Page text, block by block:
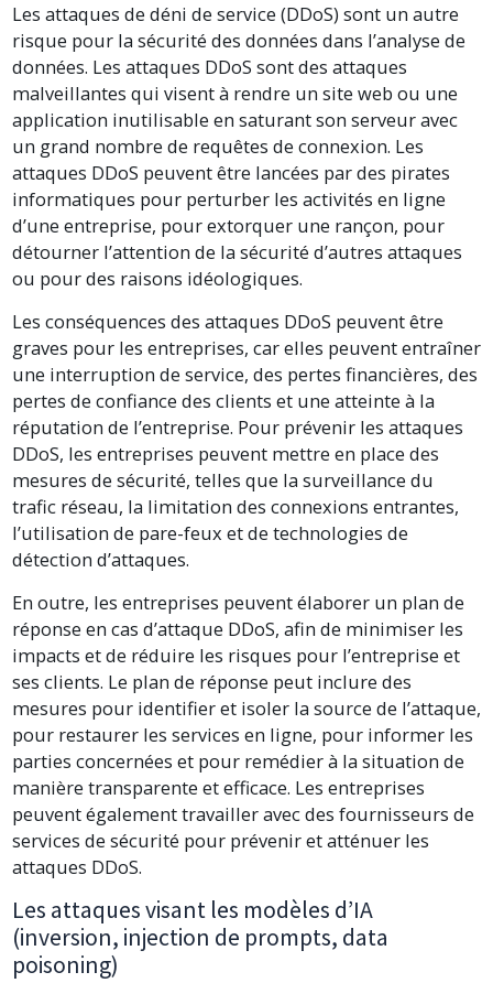
Les attaques de déni de service (DDoS) sont un autre
risque pour la sécurité des données dans l’analyse de
données. Les attaques DDoS sont des attaques
malveillantes qui visent à rendre un site web ou une
application inutilisable en saturant son serveur avec
un grand nombre de requêtes de connexion. Les
attaques DDoS peuvent être lancées par des pirates
informatiques pour perturber les activités en ligne
d’une entreprise, pour extorquer une rançon, pour
détourner l’attention de la sécurité d’autres attaques
ou pour des raisons idéologiques.
Les conséquences des attaques DDoS peuvent être
graves pour les entreprises, car elles peuvent entraîner
une interruption de service, des pertes financières, des
pertes de confiance des clients et une atteinte à la
réputation de l’entreprise. Pour prévenir les attaques
DDoS, les entreprises peuvent mettre en place des
mesures de sécurité, telles que la surveillance du
trafic réseau, la limitation des connexions entrantes,
l’utilisation de pare-feux et de technologies de
détection d’attaques.
En outre, les entreprises peuvent élaborer un plan de
réponse en cas d’attaque DDoS, afin de minimiser les
impacts et de réduire les risques pour l’entreprise et
ses clients. Le plan de réponse peut inclure des
mesures pour identifier et isoler la source de l’attaque,
pour restaurer les services en ligne, pour informer les
parties concernées et pour remédier à la situation de
manière transparente et efficace. Les entreprises
peuvent également travailler avec des fournisseurs de
services de sécurité pour prévenir et atténuer les
attaques DDoS.
Les attaques visant les modèles d’IA
(inversion, injection de prompts, data
poisoning)